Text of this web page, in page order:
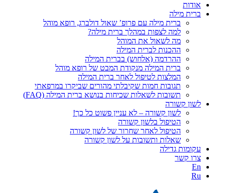
אודות
ברית מילה
ברית מילה עם פרופ’ שאול דולברג, רופא מוהל
למה לצפות במהלך ברית מילה?
מה לשאול את המוהל
ההכנות לברית המילה
ההרדמה (אלחוש) בברית המילה
ברית המילה מנקודת המבט של רופא מוהל
המלצות לטיפול לאחר ברית המילה
תגובות חמות שקיבלתי מהורים שביקרו במרפאתי
תשובות לשאלות שכיחות בנושא ברית המילה (FAQ)
לשון קשורה
לשון קשורה – לא עניין פשוט כל כך!
הטיפול בלשון קשורה
הטיפול לאחר שחרור של לשון קשורה
שאלות ותשובות על לשון קשורה
עקומות גדילה
צרו קשר
En
Ru